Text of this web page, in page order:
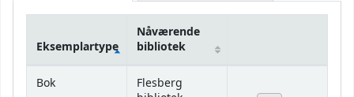
Beholdning
Eksemplartype
Nåværende
bibliotek
Bok
Flesberg